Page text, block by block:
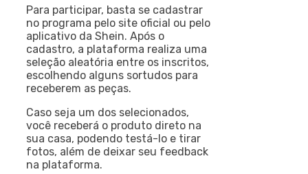
Para participar, basta se cadastrar
no programa pelo site oficial ou pelo
aplicativo da Shein. Após o
cadastro, a plataforma realiza uma
seleção aleatória entre os inscritos,
escolhendo alguns sortudos para
receberem as peças.
Caso seja um dos selecionados,
você receberá o produto direto na
sua casa, podendo testá-lo e tirar
fotos, além de deixar seu feedback
na plataforma.